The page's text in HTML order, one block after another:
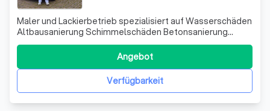
Maler und Lackierbetrieb spezialisiert auf Wasserschäden
Altbausanierung Schimmelschäden Betonsanierung
Tapezierarbeiten Fassaden Instandsetzung
Verfügbarkeit
Angebot